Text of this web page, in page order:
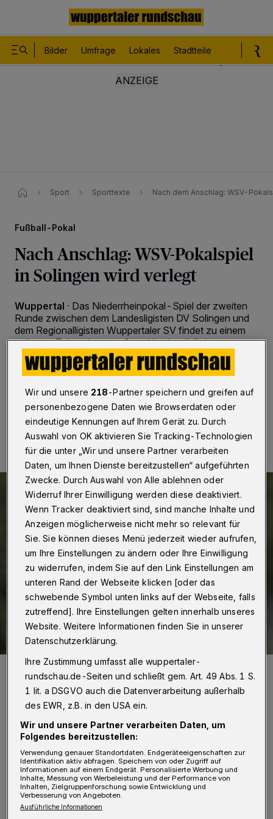
Bilder Umfrage Lokales Stadtteile
Sport Sporttexte Nach dem Anschlag: WSV-
Fußball-Pokal
Nach Anschlag: WSV-Pokalspiel
in Solingen wird verlegt
Wuppertal · Das Niederrheinpokal-Spiel der zweiten
Runde zwischen dem Landesligisten DV Solingen und
dem Regionalligisten Wuppertaler SV findet zu einem
späteren Zeitpunkt statt. Grund ist der tödliche
Anschlag am vergangenen Freitag (23. August 2024)
auf das Stadtfest in Solingen.
28.08.2024 , 18:10 Uhr 2 Minuten Lesezeit
WSV-Trainer René Klinbeil reist mit seinem Team später in die
Nachbarstadt.
Foto: Dirk Freund
D er Fußballverband Niederrhein hatte die
Partie eigentlich für Sonntag (8.
September 2024) um 15 Uhr auf dem
Wir und unsere 218-Partner speichern und greifen auf
personenbezogene Daten wie Browserdaten oder
eindeutige Kennungen auf Ihrem Gerät zu. Durch
Auswahl von OK aktivieren Sie Tracking-Technologien
für die unter „Wir und unsere Partner verarbeiten
Daten, um Ihnen Dienste bereitzustellen“ aufgeführten
Zwecke. Durch Auswahl von Alle ablehnen oder
Widerruf Ihrer Einwilligung werden diese deaktiviert.
Wenn Tracker deaktiviert sind, sind manche Inhalte und
Anzeigen möglicherweise nicht mehr so relevant für
Sie. Sie können dieses Menü jederzeit wieder aufrufen,
um Ihre Einstellungen zu ändern oder Ihre Einwilligung
zu widerrufen, indem Sie auf den Link Einstellungen am
unteren Rand der Webseite klicken [oder das
schwebende Symbol unten links auf der Webseite, falls
zutreffend]. Ihre Einstellungen gelten innerhalb unseres
Website. Weitere Informationen finden Sie in unserer
Datenschutzerklärung.
Ihre Zustimmung umfasst alle wuppertaler-
rundschau.de-Seiten und schließt gem. Art. 49 Abs. 1 S.
1 lit. a DSGVO auch die Datenverarbeitung außerhalb
des EWR, z.B. in den USA ein.
Wir und unsere Partner verarbeiten Daten, um
Folgendes bereitzustellen:
Verwendung genauer Standortdaten. Endgeräteeigenschaften zur
Identifikation aktiv abfragen. Speichern von oder Zugriff auf
Informationen auf einem Endgerät. Personalisierte Werbung und
Inhalte, Messung von Werbeleistung und der Performance von
Inhalten, Zielgruppenforschung sowie Entwicklung und
Verbesserung von Angeboten.
Ausführliche Informationen